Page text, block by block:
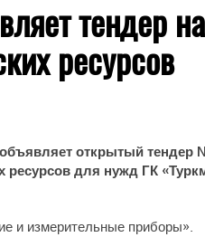
тендер
ресурсов
открытый тендер
ресурсов для нужд ГК
и измерительные приборы».